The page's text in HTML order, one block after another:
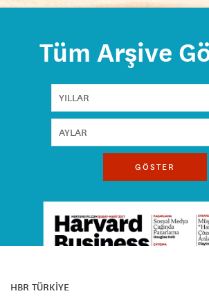
Tüm Arşive
GÖSTER
HBR TÜRKİYE